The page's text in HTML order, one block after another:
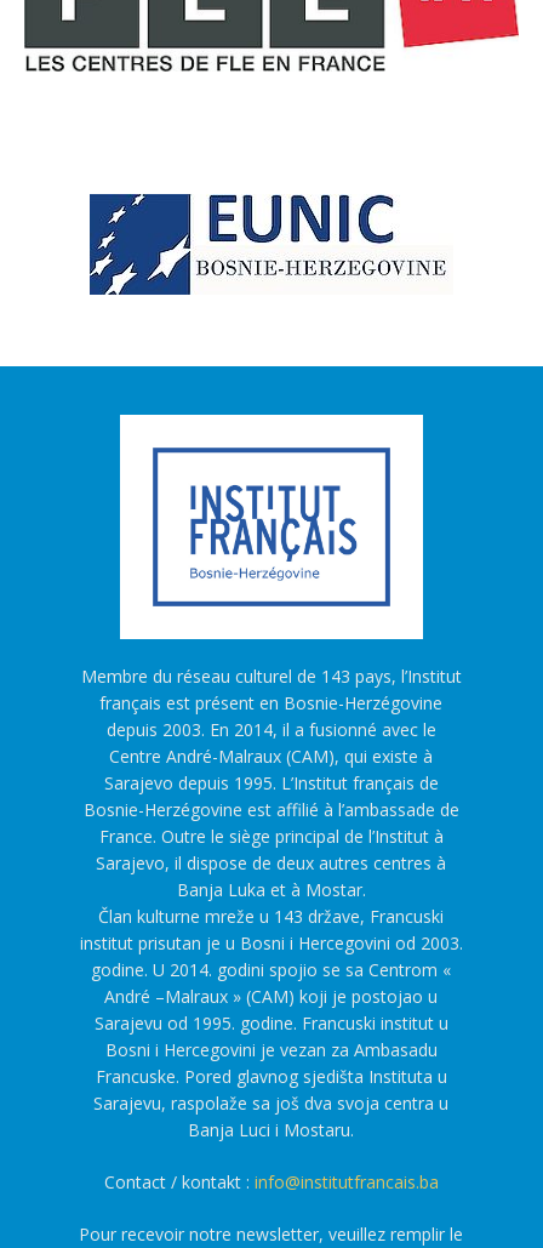
Membre du réseau culturel de 143 pays, l’Institut
français est présent en Bosnie-Herzégovine
depuis 2003. En 2014, il a fusionné avec le
Centre André-Malraux (CAM), qui existe à
Sarajevo depuis 1995. L’Institut français de
Bosnie-Herzégovine est affilié à l’ambassade de
France. Outre le siège principal de l’Institut à
Sarajevo, il dispose de deux autres centres à
Banja Luka et à Mostar.
Član kulturne mreže u 143 države, Francuski
institut prisutan je u Bosni i Hercegovini od 2003.
godine. U 2014. godini spojio se sa Centrom «
André –Malraux » (CAM) koji je postojao u
Sarajevu od 1995. godine. Francuski institut u
Bosni i Hercegovini je vezan za Ambasadu
Francuske. Pored glavnog sjedišta Instituta u
Sarajevu, raspolaže sa još dva svoja centra u
Banja Luci i Mostaru.
Contact / kontakt : info@institutfrancais.ba
Pour recevoir notre newsletter, veuillez remplir le